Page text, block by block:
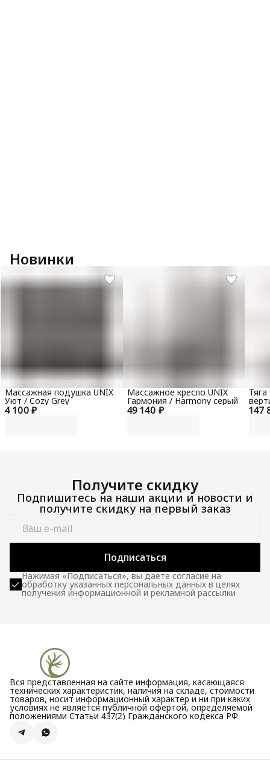
Новинки
4 100 ₽
Массажная подушка UNIX
Уют / Cozy Grey
49 140 ₽
Массажное кресло UNIX
Гармония / Harmony серый
147
100
Получите скидку
Подпишитесь на наши акции и новости и
получите скидку на первый заказ
Подписаться
Нажимая «Подписаться», вы даете согласие на
обработку указанных персональных данных в целях
получения информационной и рекламной рассылки
Вся представленная на сайте информация, касающаяся
технических характеристик, наличия на складе, стоимости
товаров, носит информационный характер и ни при каких
условиях не является публичной офертой, определяемой
положениями Статьи 437(2) Гражданского кодекса РФ.